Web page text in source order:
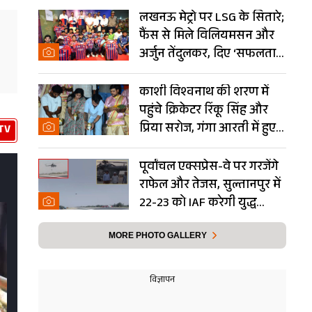
लखनऊ मेट्रो पर LSG के सितारे;
फैंस से मिले विलियमसन और
अर्जुन तेंदुलकर, दिए ‘सफलता
के मंत्र’- PHOTOS
काशी विश्वनाथ की शरण में
पहुंचे क्रिकेटर रिंकू सिंह और
प्रिया सरोज, गंगा आरती में हुए
शामिल- Photos
पूर्वांचल एक्सप्रेस-वे पर गरजेंगे
राफेल और तेजस, सुल्तानपुर में
22-23 को IAF करेगी युद्ध
अभ्यास
MORE PHOTO GALLERY